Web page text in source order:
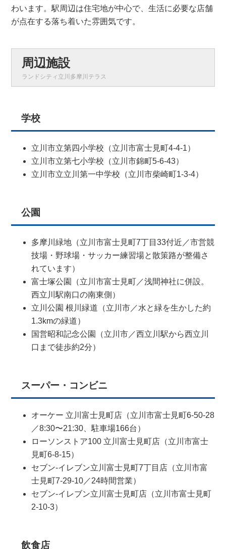
わいます。駅周辺は住宅地が中心で、生活に必要な店舗
が点在する落ち着いた雰囲気です。
周辺施設
ランドシティ立川多摩川テラス
学校
立川市立第四小学校（立川市富士見町4-4-1）
立川市立第七小学校（立川市錦町5-6-43）
立川市立立川第一中学校（立川市柴崎町1-3-4）
公園
多摩川緑地（立川市富士見町7丁目33付近／市営競
技場・野球場・サッカー練習場と散策路が整備さ
れています）
富士塚公園（立川市富士見町／浅間神社に併設。
西立川駅南口の南東側）
立川公園 根川緑道（立川市／水と緑を生かした約
1.3kmの緑道）
国営昭和記念公園（立川市／西立川駅から西立川
口まで徒歩約2分）
スーパー・コンビニ
オーケー 立川富士見町店（立川市富士見町6-50-28
／8:30〜21:30、駐車場166台）
ローソンストア100 立川富士見町店（立川市富士
見町6-8-15）
セブン-イレブン立川富士見町7丁目店（立川市富
士見町7-29-10／24時間営業）
セブン-イレブン立川富士見町店（立川市富士見町
2-10-3）
飲食店